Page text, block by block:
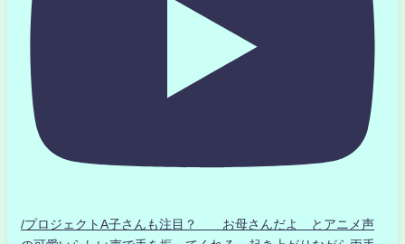
/プロジェクトA子さんも注目？ お母さんだよ とアニメ声